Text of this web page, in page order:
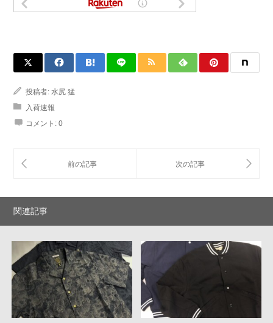
投稿者: 水尻 猛
入荷速報
コメント: 0
関連記事